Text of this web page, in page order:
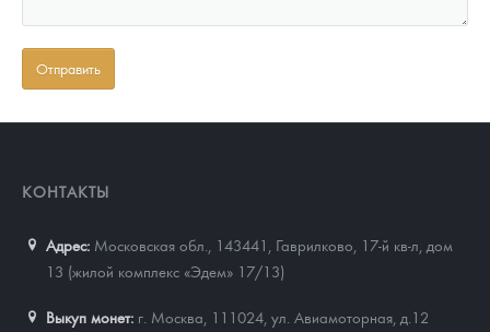
КОНТАКТЫ
Адрес: Московская обл., 143441
Гаврилково, 17-й кв-л, дом
13 (жилой комплекс «Эдем» 17/13)
Выкуп монет: г. Москва, 111024, ул. Авиамоторная, д.12